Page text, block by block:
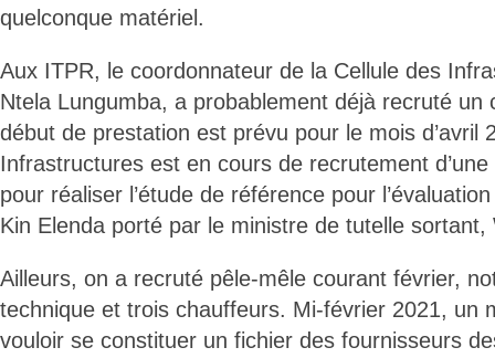
quelconque matériel.
Aux ITPR, le coordonnateur de la Cellule des
Ntela Lungumba, a probablement déjà recruté un
début de prestation est prévu pour le mois d’avril
Infrastructures est en cours de recrutement
pour réaliser l’étude de référence pour
Kin Elenda porté par le ministre de tutelle sortant,
Ailleurs, on a recruté pêle-mêle courant février,
technique et trois chauffeurs. Mi-février 2021, un
vouloir se constituer un fichier des fournisseurs